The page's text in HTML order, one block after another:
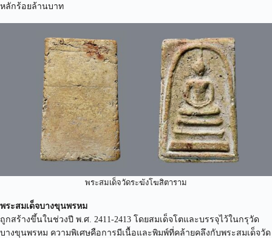
หลักร้อยล้านบาท
พระสมเด็จวัดระฆังโฆสิตาราม
พระสมเด็จบางขุนพรหม
ถูกสร้างขึ้นในช่วงปี พ.ศ. 2411-2413 โดยสมเด็จโตและบรรจุไว้ในกรุวัด
บางขุนพรหม ความพิเศษคือการมีเนื้อและพิมพ์ที่คล้ายคลึงกับพระสมเด็จวัด